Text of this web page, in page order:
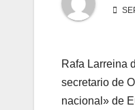
Rafa Larreina
secretario de
nacional» de